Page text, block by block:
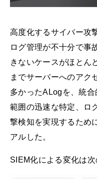
高度化するサイバー攻
ログ管理が不十分で事
きないケースがほとん
までサーバーへのアク
多かったALogを、統
範囲の迅速な特定、ロ
撃検知を実現するため
アルした。
SIEM化による変化は次